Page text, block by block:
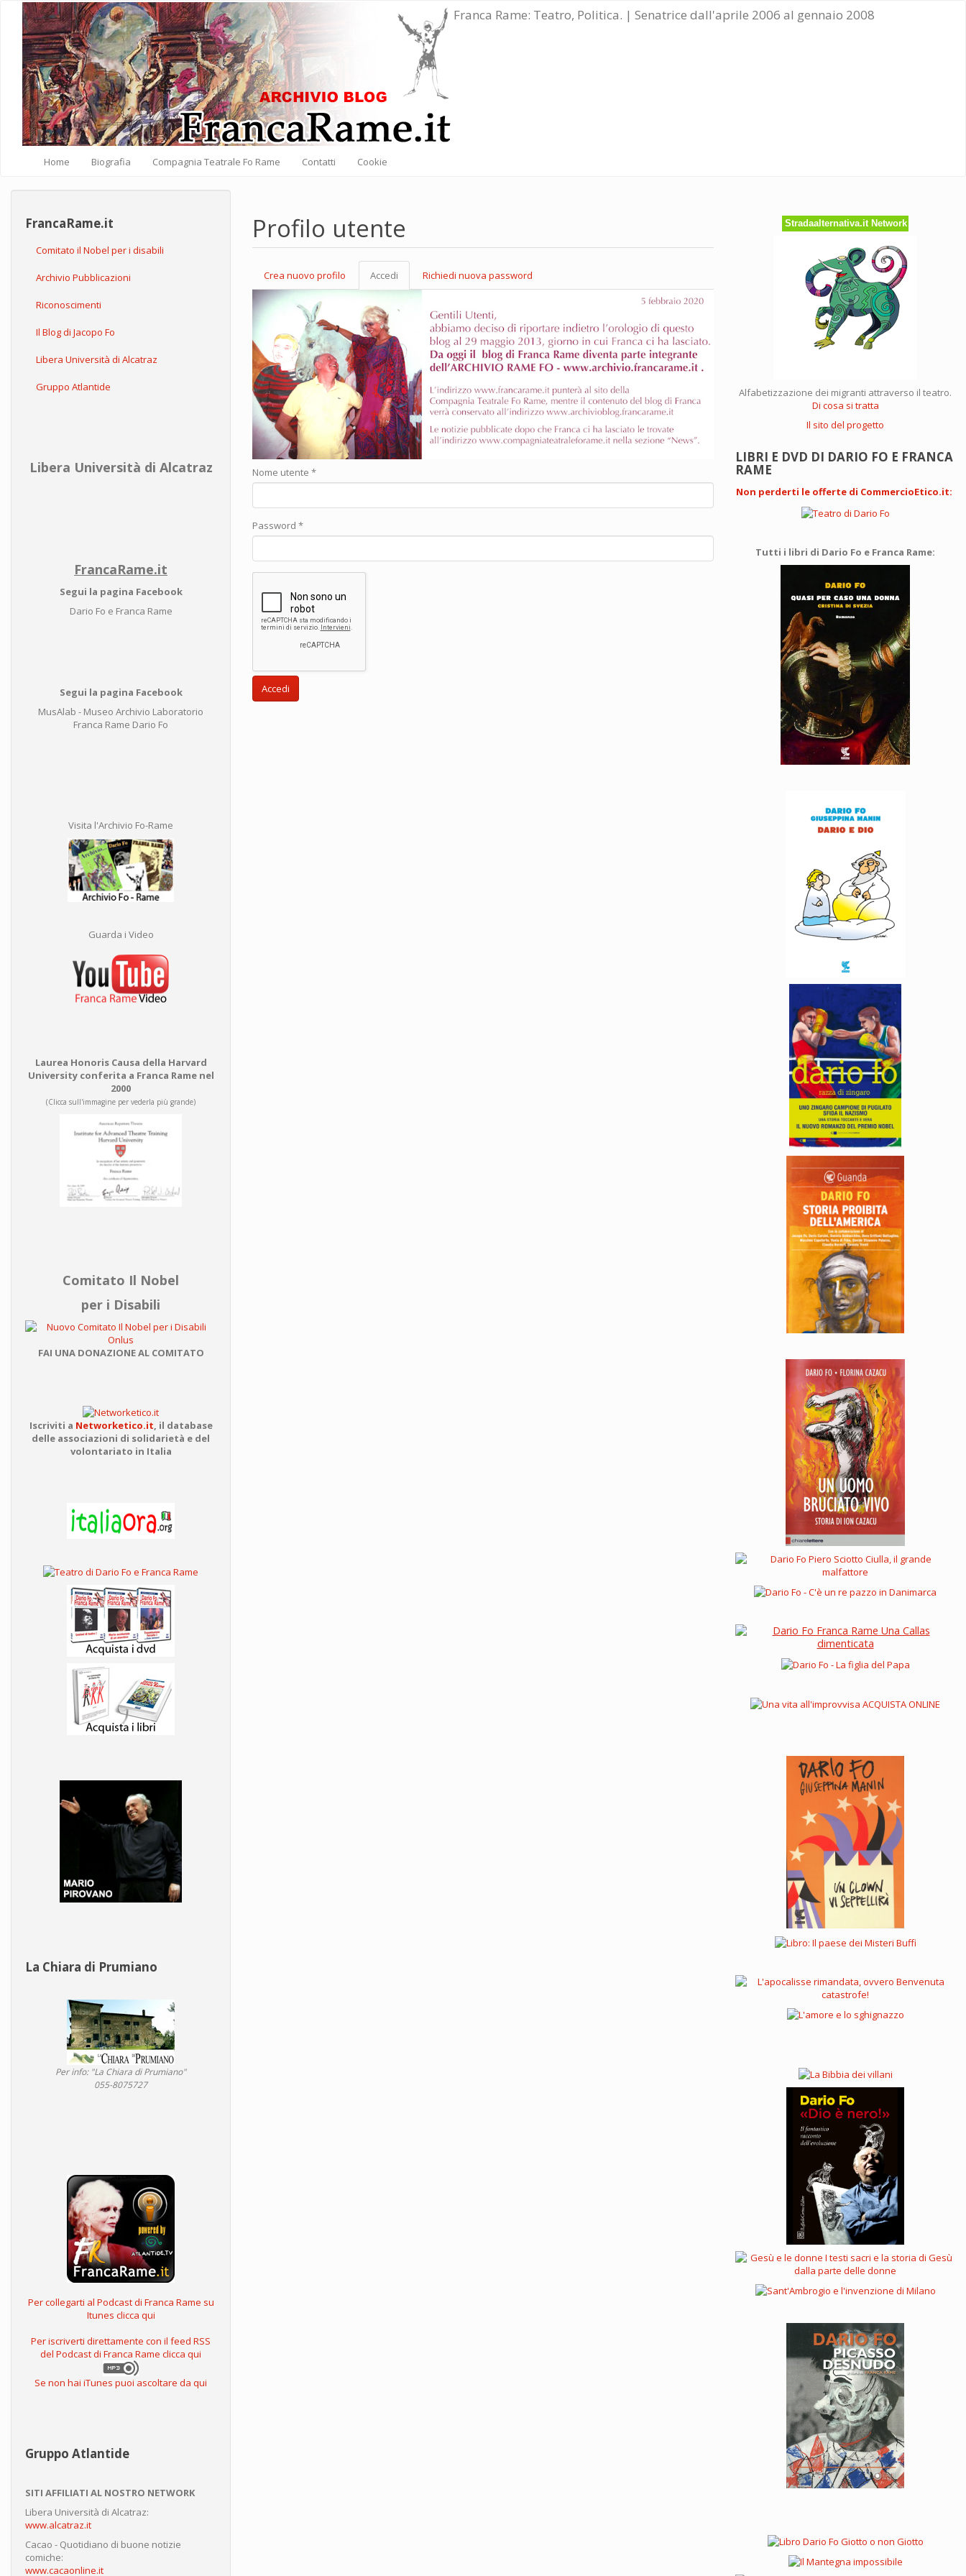
Salta al contenuto principale Franca Rame: Teatro, Politica. | Senatrice dall'aprile 2006 al gennaio 2008
Home Biografia Compagnia Teatrale Fo Rame Contatti Cookie
FrancaRame.it
Comitato il Nobel per i disabili
Archivio Pubblicazioni
Riconoscimenti
Il Blog di Jacopo Fo
Libera Università di Alcatraz
Gruppo Atlantide
Libera Università di Alcatraz
FrancaRame.it
Segui la pagina Facebook
Dario Fo e Franca Rame
Segui la pagina Facebook
MusAlab - Museo Archivio Laboratorio
Franca Rame Dario Fo
Visita l'Archivio Fo-Rame
Guarda i Video
Laurea Honoris Causa della Harvard
University conferita a Franca Rame nel
2000
(Clicca sull'immagine per vederla più grande)
Comitato Il Nobel
per i Disabili
FAI UNA DONAZIONE AL COMITATO
Iscriviti a Networketico.it il database
delle associazioni di solidarietà e del
volontariato in Italia
La Chiara di Prumiano
Per info: "La Chiara di Prumiano"
055-8075727
Per collegarti al Podcast di Franca Rame su
Itunes clicca qui
Per iscriverti direttamente con il feed RSS
del Podcast di Franca Rame clicca qui
Se non hai iTunes puoi ascoltare da qui
Gruppo Atlantide
SITI AFFILIATI AL NOSTRO NETWORK
Libera Università di Alcatraz:
www.alcatraz.it
Cacao - Quotidiano di buone notizie
comiche:
www.cacaonline.it
Profilo utente
Schede primarie
Crea nuovo profilo Accedi (scheda
attiva)
Richiedi nuova password
Nome utente *
Password *
Accedi
Stradaalternativa.it Network
Alfabetizzazione dei migranti attraverso il teatro.
Di cosa si tratta
Il sito del progetto
LIBRI E DVD DI DARIO FO E FRANCA
RAME
Non perderti le offerte di CommercioEtico.it:
Tutti i libri di Dario Fo e Franca Rame: